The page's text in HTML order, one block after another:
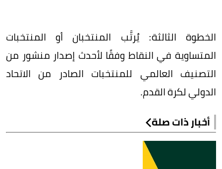
الخطوة الثالثة: يُرتَّب المنتخبان أو المنتخبات
المتساوية في النقاط وفقًا لأحدث إصدار منشور من
التصنيف العالمي للمنتخبات الصادر من اﻻتحاد
الدولي لكرة القدم.
أخبار ذات صلة